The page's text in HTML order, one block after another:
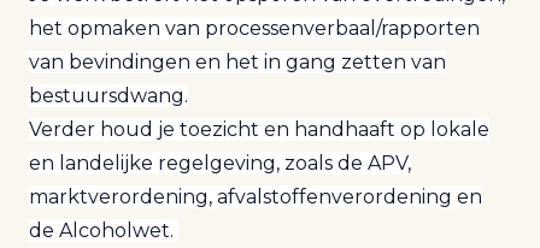
het opmaken van processenverbaal/rapporten
van bevindingen en het in gang zetten van
bestuursdwang.
Verder houd je toezicht en handhaaft op lokale
en landelijke regelgeving, zoals de APV,
marktverordening, afvalstoffenverordening en
de Alcoholwet.